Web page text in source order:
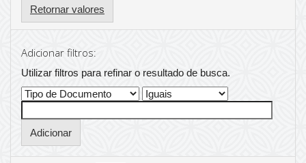
Retornar valores
Adicionar filtros:
Utilizar filtros para refinar o resultado de busca.